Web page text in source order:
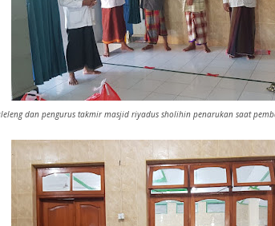
dan pengurus takmir masjid riyadus sholihin penarukan saat